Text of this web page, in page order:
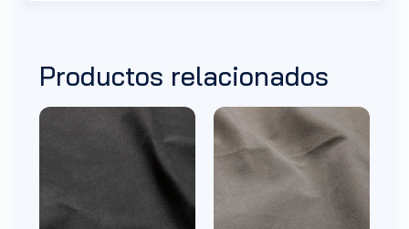
Productos relacionados